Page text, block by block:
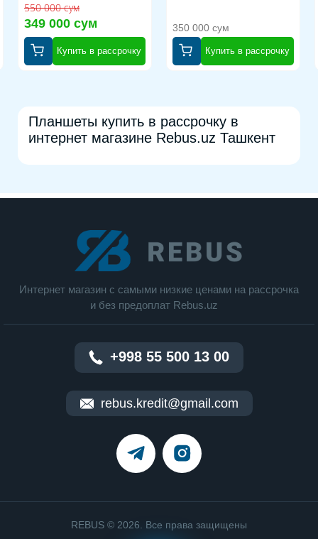
349 000 сум
550 000 сум
Купить в рассрочку
350 000 сум
Купить в рассрочку
Планшеты купить в рассрочку в
интернет магазине Rebus.uz Ташкент
Интернет магазин c cамыми низкие ценами на рассрочка
и без предоплат Rebus.uz
+998 55 500 13 00
rebus.kredit@gmail.com
REBUS © 2026. Все права защищены